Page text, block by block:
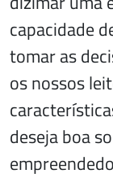
capacidade
tomar as
os nossos
deseja boa